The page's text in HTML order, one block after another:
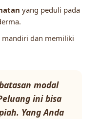
yang peduli pada
dan memiliki
modal
ini bisa
Yang Anda